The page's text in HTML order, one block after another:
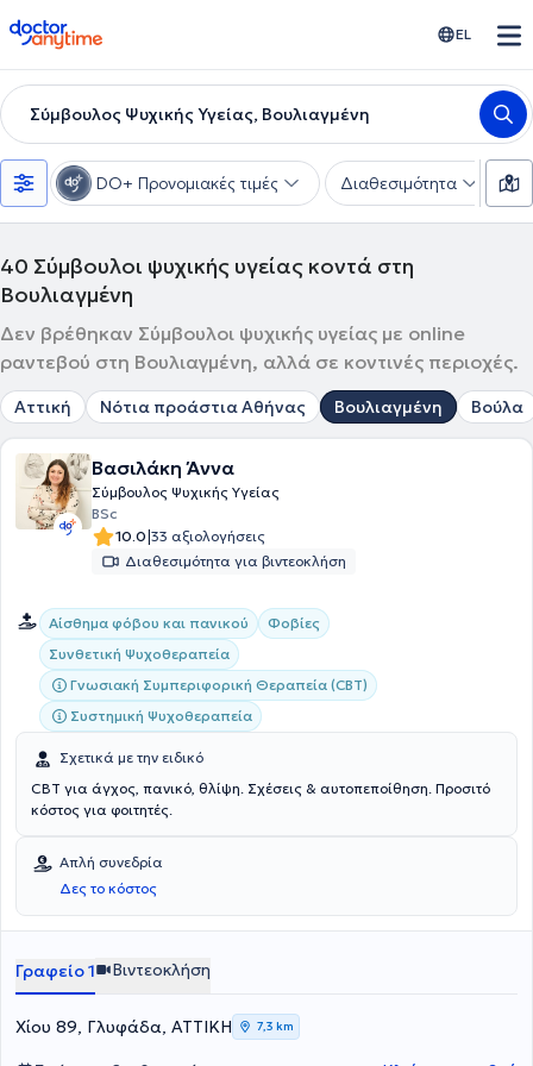
doctoranytime EL
Σύμβουλος Ψυχικής Υγείας, Βουλιαγμένη
DO+ Προνομιακές τιμές Διαθεσιμότητα
40 Σύμβουλοι ψυχικής υγείας κοντά στη
Βουλιαγμένη
Δεν βρέθηκαν Σύμβουλοι ψυχικής υγείας με online
ραντεβού στη Βουλιαγμένη, αλλά σε κοντινές περιοχές.
Αττική Νότια προάστια Αθήνας Βουλιαγμένη Βούλα
Βασιλάκη Άννα
Σύμβουλος Ψυχικής Υγείας
BSc
10.0|33 αξιολογήσεις
Διαθεσιμότητα για βιντεοκλήση
Αίσθημα φόβου και πανικού
Φοβίες
Συνθετική Ψυχοθεραπεία
Γνωσιακή Συμπεριφορική Θεραπεία (CBT)
Συστημική Ψυχοθεραπεία
Σχετικά με την ειδικό
CBT για άγχος, πανικό, θλίψη. Σχέσεις & αυτοπεποίθηση. Προσιτό
κόστος για φοιτητές.
Απλή συνεδρία
Δες το κόστος
Γραφείο 1 Βιντεοκλήση
Χίου 89, Γλυφάδα, ΑΤΤΙΚΗ 7,3 km